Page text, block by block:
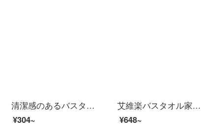
清潔感のあるバスタオルの純綿家庭用男女全綿に厚い抗菌力を加え、吸水速乾風呂の大巾のカーキ色（A種標準/長い綿毛/ドイツ司馬3 A級抗菌）
¥304~
艾維楽バスタオル家庭用の女性はサンゴの絨毯を巻いて吸水速度が乾いてしまいます。タオル学生寮のバススカートの二点セットのピンクの綿花の平均サイズ（85*150 CM）
¥648~